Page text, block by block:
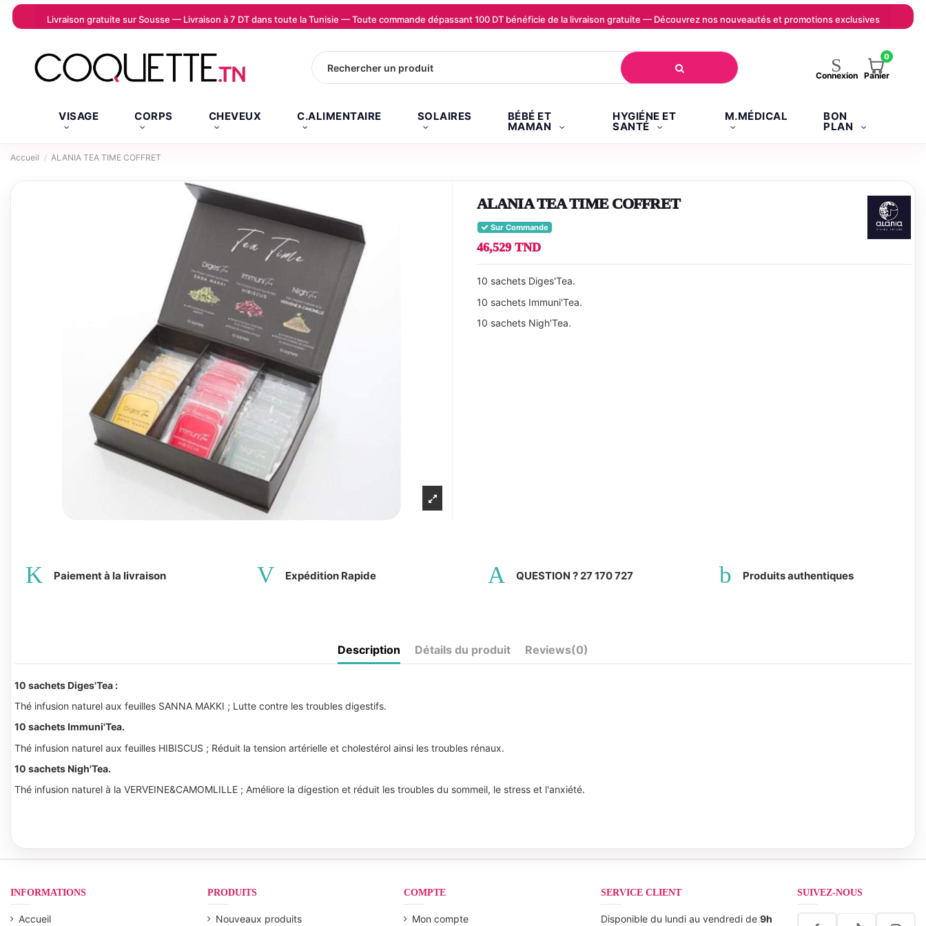
Livraison gratuite sur Sousse — Livraison à 7 DT dans toute la Tunisie — Toute commande dépassant 100 DT bénéficie de la livraison gratuite — Découvrez nos nouveautés et promotions exclusives
Connexion
0
Panier
VISAGE CORPS CHEVEUX C.ALIMENTAIRE SOLAIRES BÉBÉ ET
MAMAN
HYGIÉNE ET
SANTÉ
M.MÉDICAL BON
PLAN
Accueil ALANIA TEA TIME COFFRET
ALANIA TEA TIME COFFRET
Sur Commande
46,529 TND
10 sachets Diges'Tea.
10 sachets Immuni'Tea.
10 sachets Nigh'Tea.
Paiement à la livraison Expédition Rapide QUESTION ? 27 170 727 Produits authentiques
Description Détails du produit Reviews(0)
10 sachets Diges'Tea :
Thé infusion naturel aux feuilles SANNA MAKKI ; Lutte contre les troubles digestifs.
10 sachets Immuni'Tea.
Thé infusion naturel aux feuilles HIBISCUS ; Réduit la tension artérielle et cholestérol ainsi les troubles rénaux.
10 sachets Nigh'Tea.
Thé infusion naturel à la VERVEINE&CAMOMLILLE ; Améliore la digestion et réduit les troubles du sommeil, le stress et l'anxiété.
INFORMATIONS
Accueil
PRODUITS
Nouveaux produits
COMPTE
Mon compte
SERVICE CLIENT
Disponible du lundi au vendredi de 9h
SUIVEZ-NOUS